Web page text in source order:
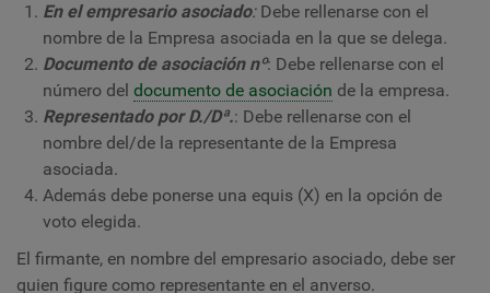
En el empresario asociado: Debe rellenarse con el
nombre de la Empresa asociada en la que se delega.
Documento de asociación nº: Debe rellenarse con el
número del documento de asociación de la empresa.
Representado por D./Dª.: Debe rellenarse con el
nombre del/de la representante de la Empresa
asociada.
Además debe ponerse una equis (X) en la opción de
voto elegida.
El firmante, en nombre del empresario asociado, debe ser
quien figure como representante en el anverso.